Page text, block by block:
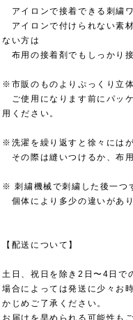
アイロンで接着できる刺繍ワ
アイロンで付けられない素
ない方は
布用の接着剤でもしっかり
※市販のものよりぷっくり立
ご使用になります前にパッ
用ください。
※洗濯を繰り返すと徐々には
その際は縫いつけるか、布
※ 刺繍機械で刺繍した後一つ
個体により多少の違いがあ
【配送について】
土日、祝日を除き2日〜4日で
場合によっては発送に少々お
かじめご了承ください。